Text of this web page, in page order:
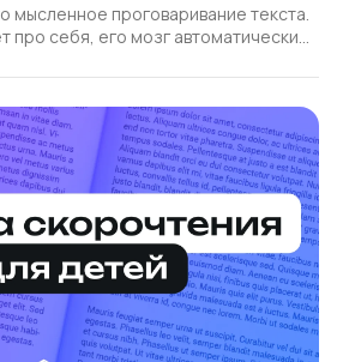
мысленное проговаривание текста.
про себя, его мозг автоматически